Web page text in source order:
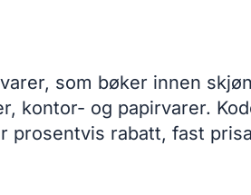
som bøker innen
kontor- og papirvarer.
prosentvis rabatt, fast